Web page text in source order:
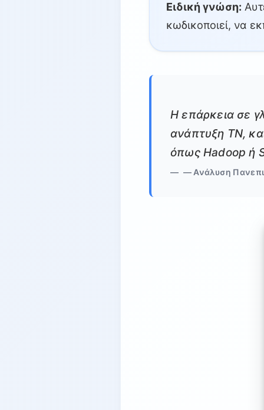
Ειδική γνώση:
κωδικοποιεί, να
Η επάρκεια σε
ανάπτυξη ΤΝ,
όπως Hadoop ή
— Ανάλυση